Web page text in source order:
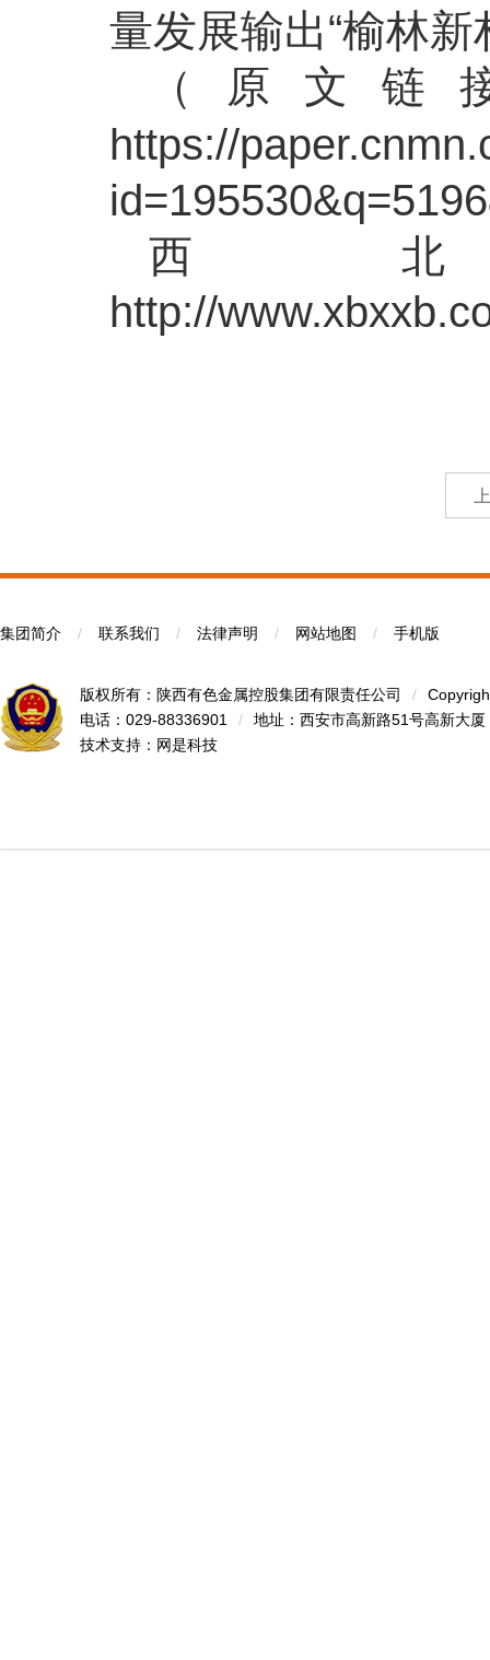
量发展输出“榆林新
（原文链
https://
西
http://
集团简介 / 联系我们 / 法律声明 / 网站地图 / 手机版
版权所有：陕西有色金属控股集团有限责任公司 /
电话：029-88336901
/
地址：西安市高新路51号高新大厦
技术支持： 网是科技